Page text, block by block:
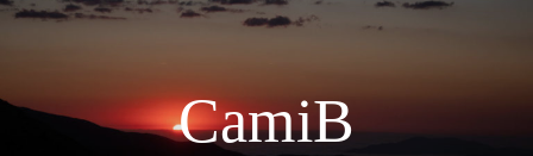
CamiB